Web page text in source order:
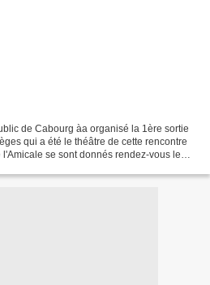
de Cabourg àa organisé la 1ère sortie
qui a été le théâtre de cette rencontre
se sont donnés rendez-vous le